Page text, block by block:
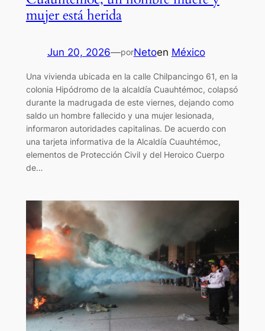
mujer está herida
Jun 20, 2026—porNetoen México
Una vivienda ubicada en la calle Chilpancingo 61, en la
colonia Hipódromo de la alcaldía Cuauhtémoc, colapsó
durante la madrugada de este viernes, dejando como
saldo un hombre fallecido y una mujer lesionada,
informaron autoridades capitalinas. De acuerdo con
una tarjeta informativa de la Alcaldía Cuauhtémoc,
elementos de Protección Civil y del Heroico Cuerpo
de…